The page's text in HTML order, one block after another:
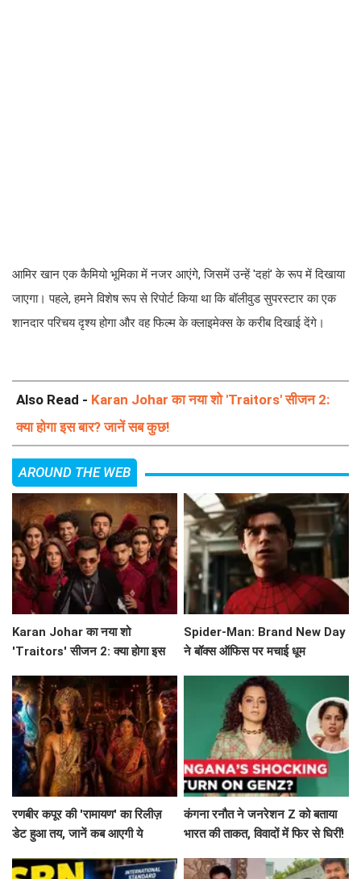
आमिर खान एक कैमियो भूमिका में नजर आएंगे, जिसमें उन्हें 'दहां' के रूप में दिखाया
जाएगा। पहले, हमने विशेष रूप से रिपोर्ट किया था कि बॉलीवुड सुपरस्टार का एक
शानदार परिचय दृश्य होगा और वह फिल्म के क्लाइमेक्स के करीब दिखाई देंगे।
Also Read - Karan Johar का नया शो 'Traitors' सीजन 2:
क्या होगा इस बार? जानें सब कुछ!
AROUND THE WEB
Karan Johar का नया शो
'Traitors' सीजन 2: क्या होगा इस
Spider-Man: Brand New Day
ने बॉक्स ऑफिस पर मचाई धूम
रणबीर कपूर की 'रामायण' का रिलीज़
डेट हुआ तय, जानें कब आएगी ये
कंगना रनौत ने जनरेशन Z को बताया
भारत की ताकत, विवादों में फिर से घिरीं!